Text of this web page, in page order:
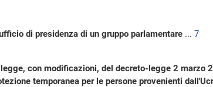
di presidenza di un gruppo parlamentare ... 7
con modificazioni, del decreto-legge 2 marzo
temporanea per le persone provenienti